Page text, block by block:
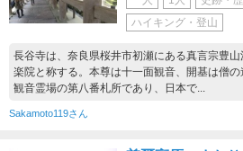
ハイキング・登山
長谷寺は、奈良県桜井市初瀬にある真言宗豊
楽院と称する。本尊は十一面観音、開基は僧
観音霊場の第八番札所であり、日本で...
Sakamoto119さん